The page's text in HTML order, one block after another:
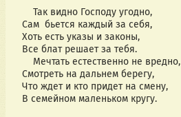
Так видно Господу угодно,
Сам бьется каждый за себя,
Хоть есть указы и законы,
Все блат решает за тебя.
Мечтать естественно не вредно,
Смотреть на дальнем берегу,
Что ждет и кто придет на смену,
В семейном маленьком кругу.